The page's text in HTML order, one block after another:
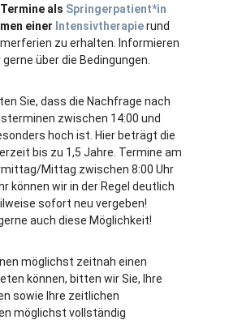
als Springerpatient*in
einer Intensivtherapierund
zu erhalten. Informieren
über die Bedingungen.
Sie, dass die Nachfrage nach
zwischen 14:00 und
hoch ist. Hier beträgt die
bis zu 1,5 Jahre. Termine am
Mittag zwischen 8:00 Uhr
können wir in der Regel deutlich
sofort neu vergeben!
auch diese Möglichkeit!
möglichst zeitnah einen
können, bitten wir Sie, Ihre
sowie Ihre zeitlichen
möglichst vollständig